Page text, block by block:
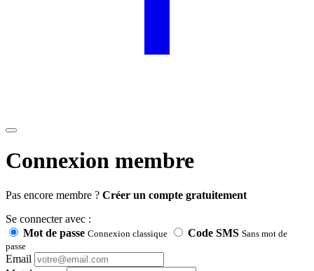
Connexion membre
Pas encore membre ? Créer un compte gratuitement
Se connecter avec :
Mot de passe Connexion classique Code SMS Sans mot de
passe
Email